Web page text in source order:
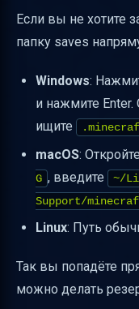
Если вы не хотите
папку saves
Windows:
и нажмите Enter.
ищите
macOS:
G , введите
~/
Support/
Linux: Путь
Так вы попадёте
можно делать